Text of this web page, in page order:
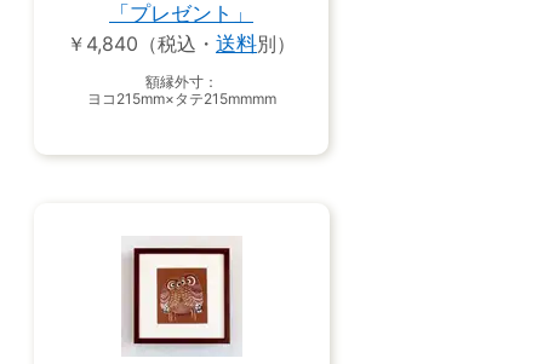
「プレゼント」
￥4,840（税込・ 送料別）
額縁外寸：
ヨコ215mm×タテ215mmmm